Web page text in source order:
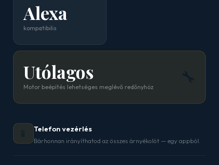
Alexa
kompatibilis
Utólagos
Motor beépítés lehetséges meglévő redőnyhöz
📱 Telefon vezérlés
Bárhonnan irányíthatod az összes árnyékolót — egy appból.